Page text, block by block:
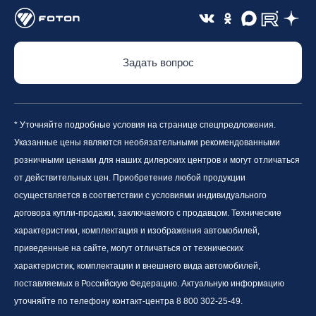
Задать вопрос
* Уточняйте подробные условия на странице спецпредложения.
Указанные цены являются необязательными рекомендованными
розничными ценами для наших дилерских центров и могут отличаться
от действительных цен. Приобретение любой продукции
осуществляется в соответствии с условиями индивидуального
договора купли-продажи, заключаемого с продавцом. Технические
характеристики, комплектация и изображения автомобилей,
приведенные на сайте, могут отличаться от технических
характеристик, комплектации и внешнего вида автомобилей,
поставляемых в Российскую Федерацию. Актуальную информацию
уточняйте по телефону контакт-центра 8 800 302-25-49.